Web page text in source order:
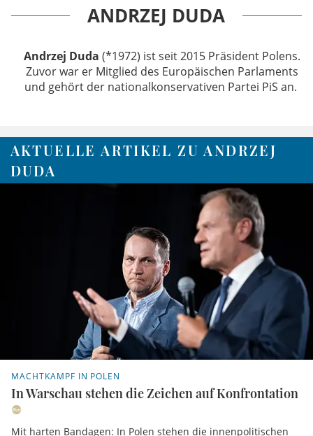
ANDRZEJ DUDA
Andrzej Duda (*1972) ist seit 2015 Präsident Polens.
Zuvor war er Mitglied des Europäischen Parlaments
und gehört der nationalkonservativen Partei PiS an. ​
AKTUELLE ARTIKEL ZU ANDRZEJ
DUDA
MACHTKAMPF IN POLEN
In Warschau stehen die Zeichen auf Konfrontation
Mit harten Bandagen: In Polen stehen die innenpolitischen